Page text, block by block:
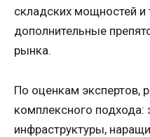
складских мощностей и
дополнительные
рынка.
По оценкам экспертов,
комплексного подхода:
инфраструктуры,